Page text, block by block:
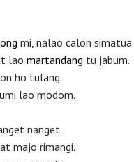
mi, nalao calon simatua.
lao martandang tu jabum.
ho tulang.
lao modom.
nanget.
majo rimangi.